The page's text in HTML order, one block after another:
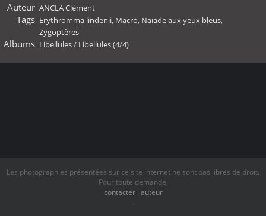
Auteur ANCLA Clément
Tags Erythromma lindenii, Macro, Naïade aux yeux bleus,
Zygoptères
Albums Libellules/ Libellules (4/4)
Les photographies présentées sur ce site internet ne sont pas libres de droit.
Pour toute demande,
contacter l auteur
.